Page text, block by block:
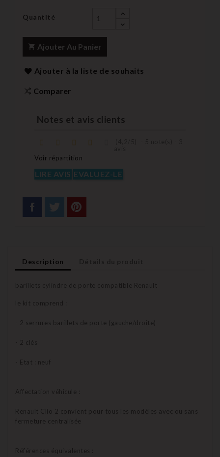
Quantité
Ajouter Au Panier
Ajouter à la liste de souhaits
Comparer
Notes et avis clients
Voir répartition
LIRE AVIS EVALUEZ-LE
Description
barillets cylindre de porte compatible Renault
le kit comprend :
- 2 serrures barillets de porte (gauche/droite)
- 2 clés
- Etat : neuf
Affectation véhicule :
Renault Clio 2 convient pour tous les modèles avec ou sans
fermeture centralisée
Références équivalentes :